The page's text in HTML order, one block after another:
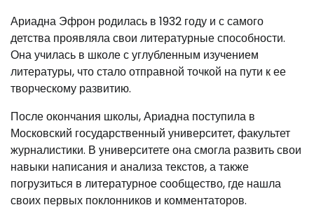
Ариадна Эфрон родилась в 1932 году и с самого
детства проявляла свои литературные способности.
Она училась в школе с углубленным изучением
литературы, что стало отправной точкой на пути к ее
творческому развитию.
После окончания школы, Ариадна поступила в
Московский государственный университет, факультет
журналистики. В университете она смогла развить свои
навыки написания и анализа текстов, а также
погрузиться в литературное сообщество, где нашла
своих первых поклонников и комментаторов.